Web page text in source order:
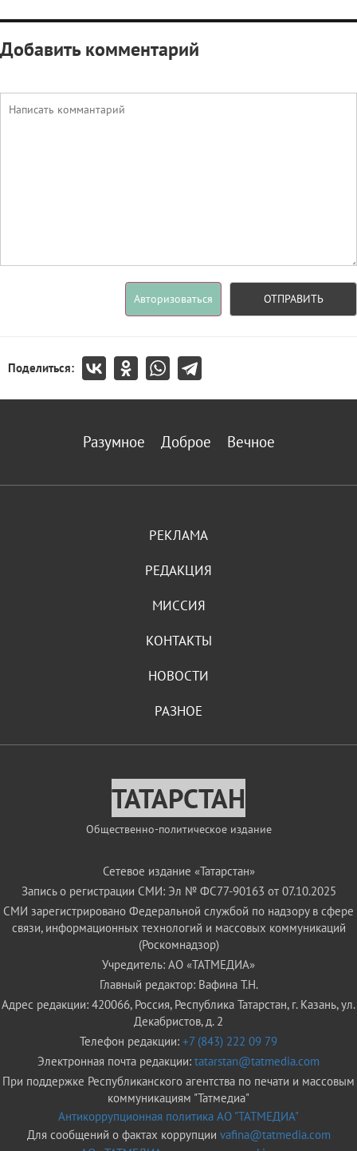
Добавить комментарий
Авторизоваться ОТПРАВИТЬ
Поделиться:
Разумное Доброе Вечное
РЕКЛАМА
РЕДАКЦИЯ
МИССИЯ
КОНТАКТЫ
НОВОСТИ
РАЗНОЕ
ТАТАРСТАН
Общественно-политическое издание
Сетевое издание «Татарстан»
Запись о регистрации СМИ: Эл № ФС77-90163 от 07.10.2025
СМИ зарегистрировано Федеральной службой по надзору в сфере
связи, информационных технологий и массовых коммуникаций
(Роскомнадзор)
Учредитель: АО «ТАТМЕДИА»
Главный редактор: Вафина Т.Н.
Адрес редакции: 420066, Россия, Республика Татарстан, г. Казань, ул.
Декабристов, д. 2
Телефон редакции: +7 (843) 222 09 79
Электронная почта редакции: tatarstan@tatmedia.com
При поддержке Республиканского агентства по печати и массовым
коммуникациям "Татмедиа"
Антикоррупционная политика АО "ТАТМЕДИА"
Для сообщений о фактах коррупции vafina@tatmedia.com